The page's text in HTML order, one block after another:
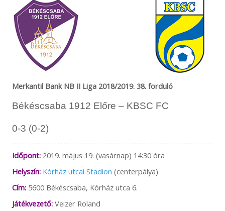
Merkantil Bank NB II Liga 2018/2019. 38. forduló
Békéscsaba 1912 Előre – KBSC FC
0-3 (0-2)
Időpont:2019. május 19. (vasárnap) 14:30 óra
Helyszín: Kórház utcai Stadion (centerpálya)
Cím:5600 Békéscsaba, Kórház utca 6.
Játékvezető:Veizer Roland